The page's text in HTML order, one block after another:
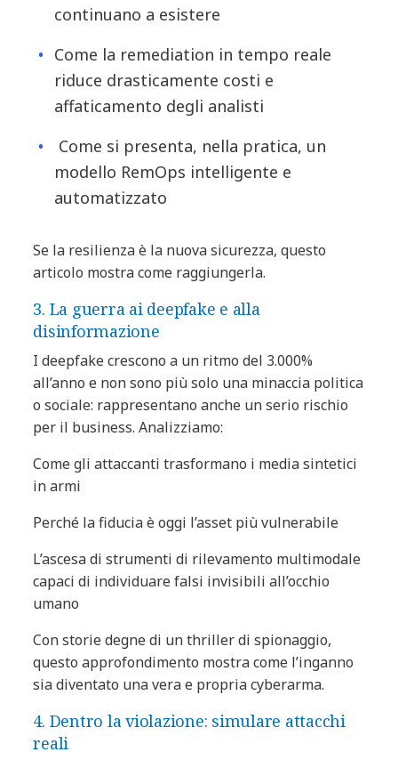
continuano a esistere
Come la remediation in tempo reale
riduce drasticamente costi e
affaticamento degli analisti
Come si presenta, nella pratica, un
modello RemOps intelligente e
automatizzato
Se la resilienza è la nuova sicurezza, questo
articolo mostra come raggiungerla.
3. La guerra ai deepfake e alla
disinformazione
I deepfake crescono a un ritmo del 3.000%
all’anno e non sono più solo una minaccia politica
o sociale: rappresentano anche un serio rischio
per il business. Analizziamo:
Come gli attaccanti trasformano i media sintetici
in armi
Perché la fiducia è oggi l’asset più vulnerabile
L’ascesa di strumenti di rilevamento multimodale
capaci di individuare falsi invisibili all’occhio
umano
Con storie degne di un thriller di spionaggio,
questo approfondimento mostra come l’inganno
sia diventato una vera e propria cyberarma.
4. Dentro la violazione: simulare attacchi
reali